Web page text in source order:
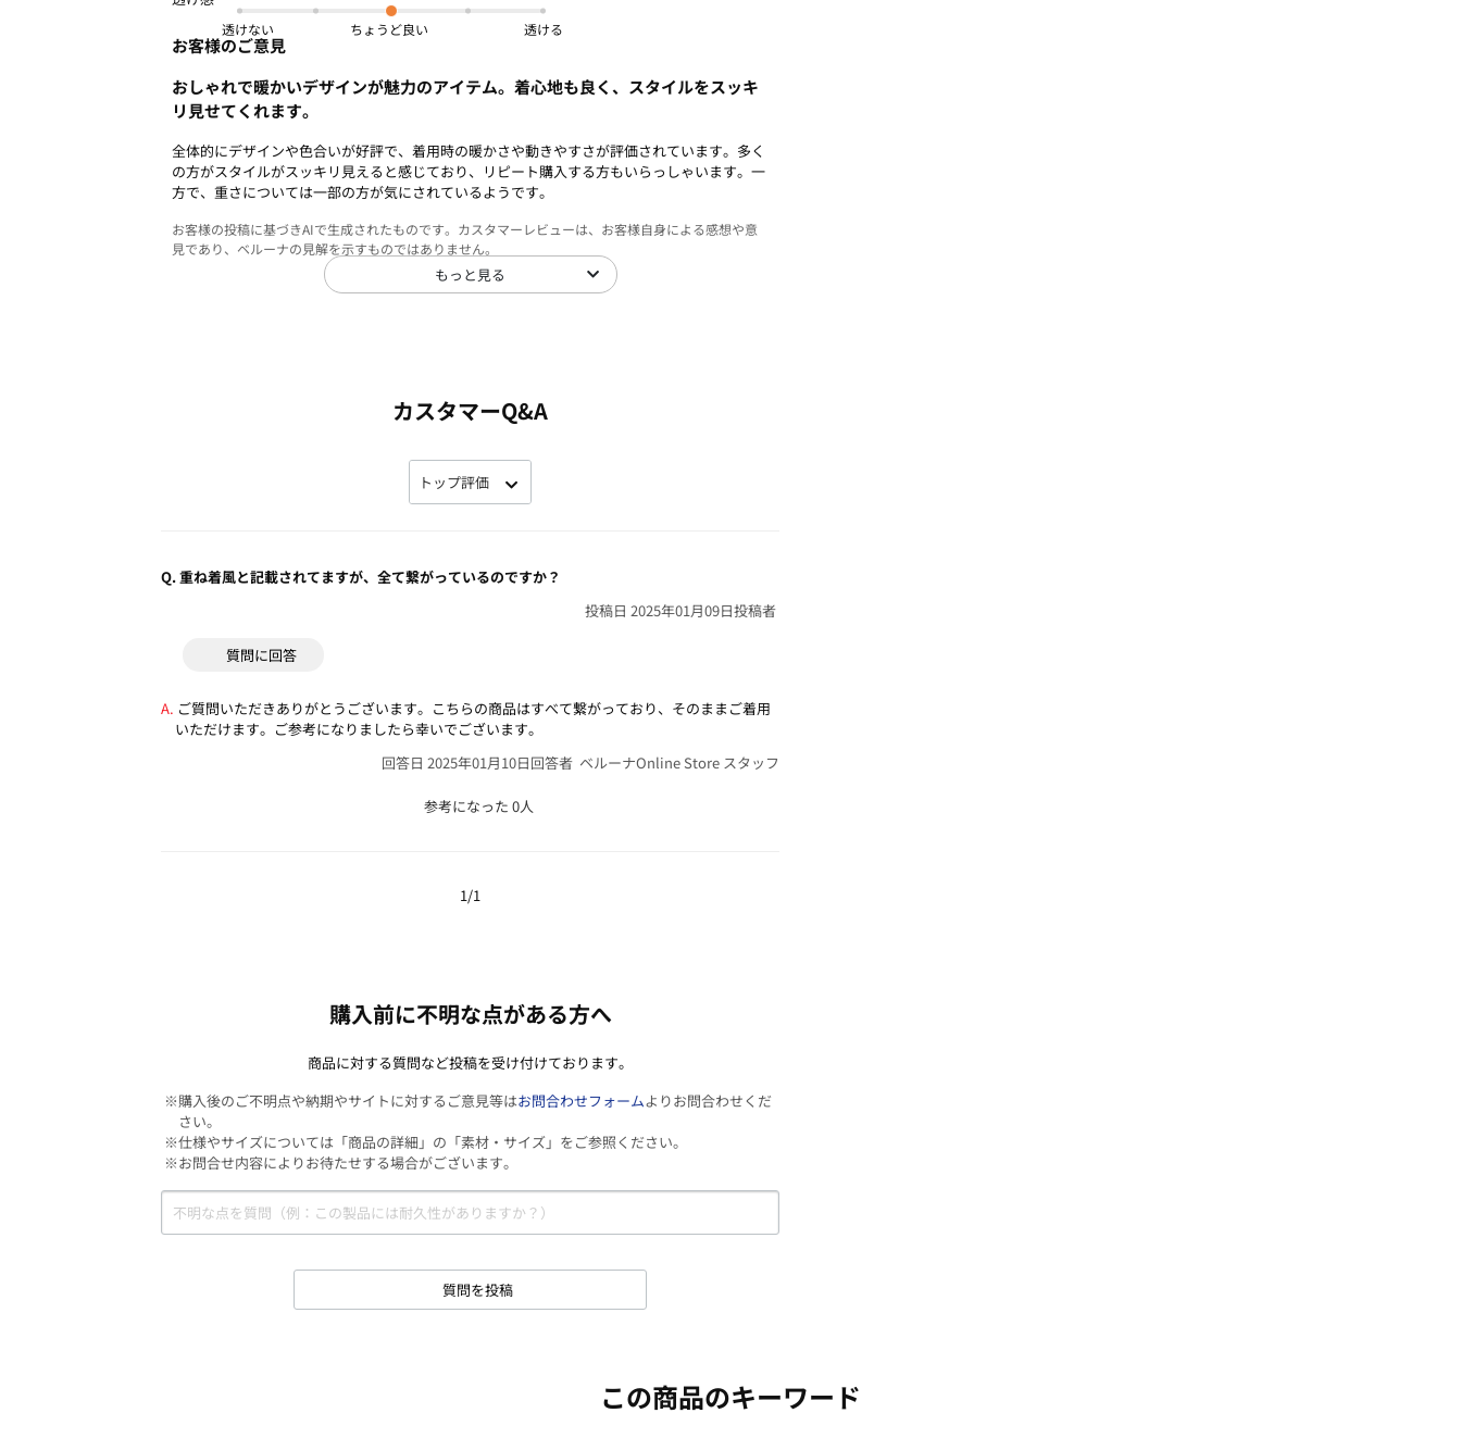
透けない 透ける
お客様のご意見
おしゃれで暖かいデザインが魅力のアイテム。着心地も良く、スタイルをスッキ
リ見せてくれます。
全体的にデザインや色合いが好評で、着用時の暖かさや動きやすさが評価されています。多く
の方がスタイルがスッキリ見えると感じており、リピート購入する方もいらっしゃいます。一
方で、重さについては一部の方が気にされているようです。
お客様の投稿に基づきAIで生成されたものです。カスタマーレビューは、お客様自身による感想や意
見であり、ベルーナの見解を示すものではありません。
もっと見る
カスタマーQ&A
Q.重ね着風と記載されてますが、全て繋がっているのですか？
投稿者
投稿日 2025年01月09日
ご質問いただきありがとうございます。こちらの商品はすべて繋がっており、そのままご着用
いただけます。ご参考になりましたら幸いでございます。
回答者 ベルーナOnline Store スタッフ
回答日 2025年01月10日
参考になった 0人
質問に回答
1/1
購入前に不明な点がある方へ
商品に対する質問など投稿を受け付けております。
※購入後のご不明点や納期やサイトに対するご意見等はお問合わせフォームよりお問合わせくだ
さい。
※仕様やサイズについては「商品の詳細」の「素材・サイズ」をご参照ください。
※お問合せ内容によりお待たせする場合がございます。
質問を投稿
この商品のキーワード